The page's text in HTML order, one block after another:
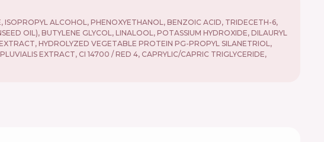
ALCOHOL, PHENOXYETHANOL, BENZOIC ACID, TRIDECETH-6,
OIL), BUTYLENE GLYCOL, LINALOOL, POTASSIUM HYDROXIDE, DILAURYL
HYDROLYZED VEGETABLE PROTEIN PG-PROPYL SILANETRIOL,
EXTRACT, CI 14700 / RED 4, CAPRYLIC/CAPRIC TRIGLYCERIDE,